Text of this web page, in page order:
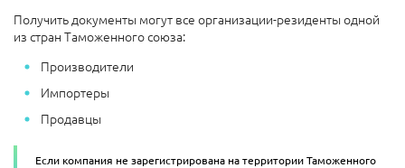
Получить документы могут все организации-резиденты одной
из стран Таможенного союза:
Производители
Импортеры
Продавцы
Если компания не зарегистрирована на территории Таможенного